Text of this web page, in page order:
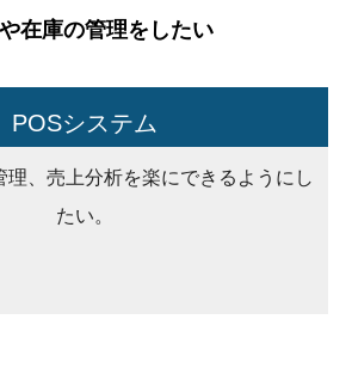
在庫の管理をしたい
POSシステム
理、売上分析を楽にできるようにし
たい。